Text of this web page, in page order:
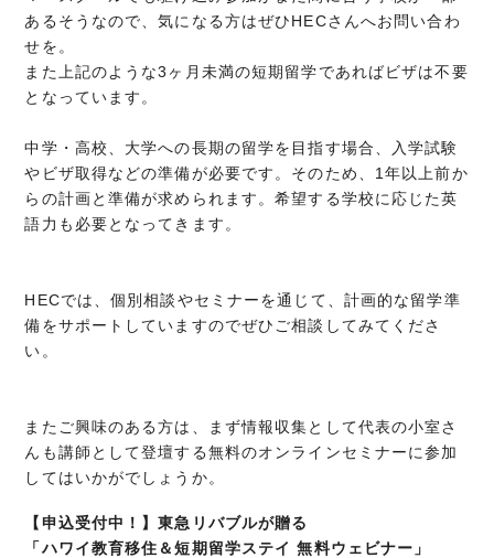
あるそうなので、気になる方はぜひHECさんへお問い合わ
せを。
また上記のような3ヶ月未満の短期留学であればビザは不要
となっています。
中学・高校、大学への長期の留学を目指す場合、入学試験
やビザ取得などの準備が必要です。そのため、1年以上前か
らの計画と準備が求められます。希望する学校に応じた英
語力も必要となってきます。
HECでは、個別相談やセミナーを通じて、計画的な留学準
備をサポートしていますのでぜひご相談してみてくださ
い。
またご興味のある方は、まず情報収集として代表の小室さ
んも講師として登壇する無料のオンラインセミナーに参加
してはいかがでしょうか。
【申込受付中！】東急リバブルが贈る
「ハワイ教育移住＆短期留学ステイ 無料ウェビナー」